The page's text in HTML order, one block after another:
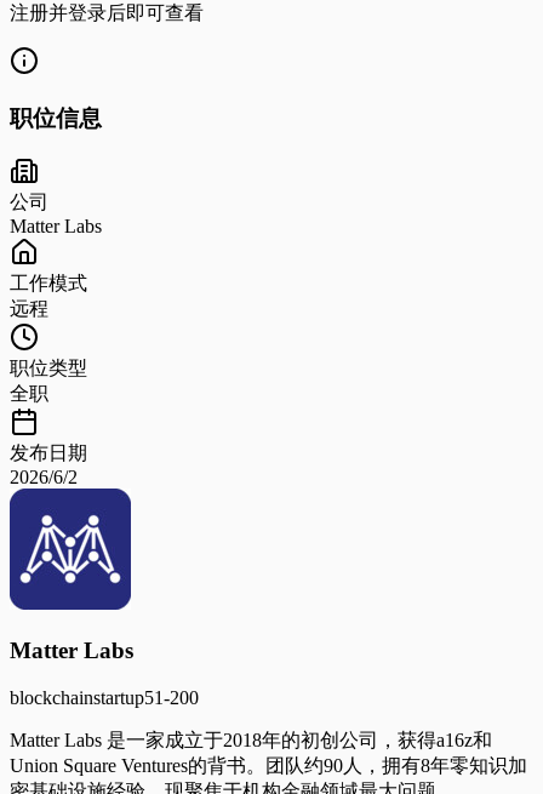
注册并登录后即可查看
职位信息
公司
Matter Labs
工作模式
远程
职位类型
全职
发布日期
2026/6/2
Matter Labs
blockchainstartup51-200
Matter Labs 是一家成立于2018年的初创公司，获得a16z和
Union Square Ventures的背书。团队约90人，拥有8年零知识加